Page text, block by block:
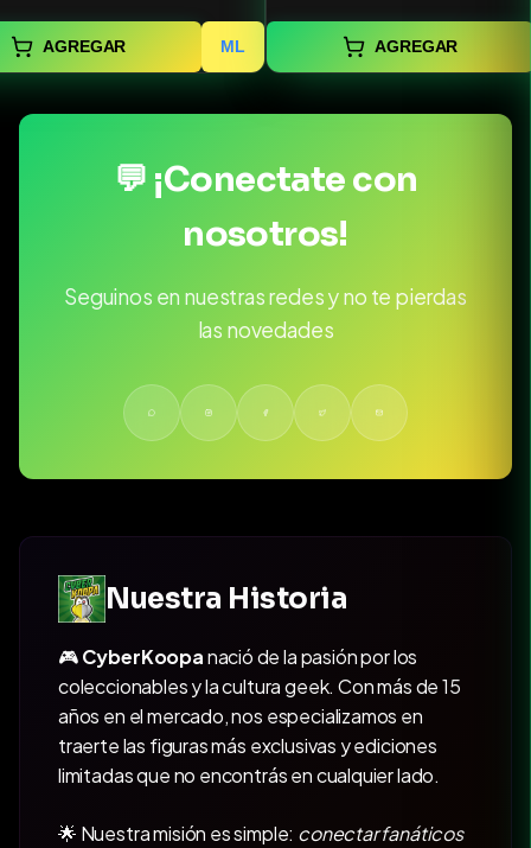
AGREGAR ML AGREGAR
💬 ¡Conectate con
nosotros!
Seguinos en nuestras redes y no te pierdas
las novedades
Nuestra Historia
🎮CyberKoopanació de la pasión por los
coleccionables y la cultura geek. Con más de 15
años en el mercado, nos especializamos en
traerte las figuras más exclusivas y ediciones
limitadas que no encontrás en cualquier lado.
🌟 Nuestra misión es simple: conectar fanáticos